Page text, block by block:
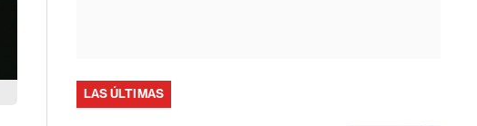
LAS ÚLTIMAS